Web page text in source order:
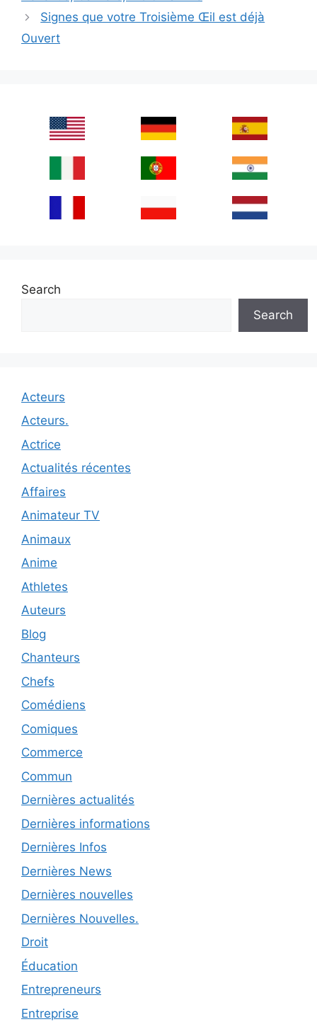
Signes que votre Troisième Œil est déjà
Ouvert
Search
Search
Acteurs
Acteurs.
Actrice
Actualités récentes
Affaires
Animateur TV
Animaux
Anime
Athletes
Auteurs
Blog
Chanteurs
Chefs
Comédiens
Comiques
Commerce
Commun
Dernières actualités
Dernières informations
Dernières Infos
Dernières News
Dernières nouvelles
Dernières Nouvelles.
Droit
Éducation
Entrepreneurs
Entreprise